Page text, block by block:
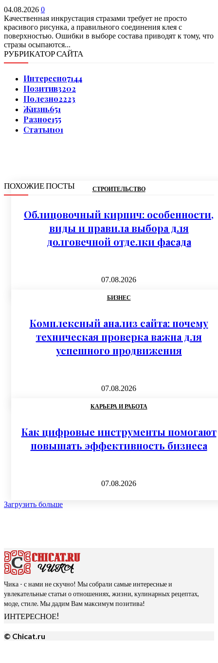
04.08.2026 0
Качественная инкрустация стразами требует не просто
красивого рисунка, а правильного соединения клея с
поверхностью. Ошибки в выборе состава приводят к тому, что
стразы осыпаются...
РУБРИКАТОР САЙТА
Интересно7144
Позитив3202
Полезно2223
Жизнь651
Разное155
Статьи101
ПОХОЖИЕ ПОСТЫ СТРОИТЕЛЬСТВО
Облицовочный кирпич: особенности,
виды и правила выбора для
долговечной отделки фасада
07.08.2026
БИЗНЕС
Комплексный анализ сайта: почему
техническая проверка важна для
успешного продвижения
07.08.2026
КАРЬЕРА И РАБОТА
Как цифровые инструменты помогают
повышать эффективность бизнеса
07.08.2026
Загрузить больше
Чика - с нами не скучно! Мы собрали самые интересные и
увлекательные статьи о отношениях, жизни, кулинарных рецептах,
моде, стиле. Мы дадим Вам максимум позитива!
ИНТЕРЕСНОЕ!
© Chicat.ru